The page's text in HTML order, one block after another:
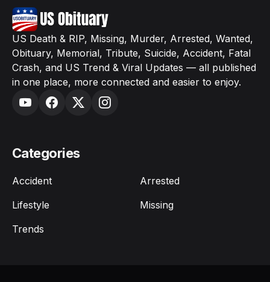
US Death & RIP, Missing, Murder, Arrested, Wanted,
Obituary, Memorial, Tribute, Suicide, Accident, Fatal
Crash, and US Trend & Viral Updates — all published
in one place, more connected and easier to enjoy.
Categories
Accident
Arrested
Lifestyle
Missing
Trends